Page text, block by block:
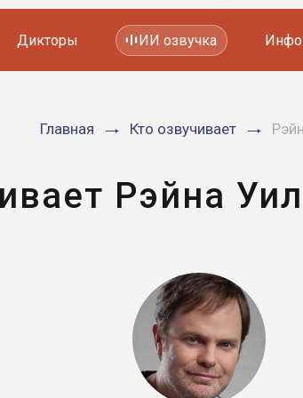
Мультфильмов
Дикторы ИИ озвучка
Главная Кто озвучивает
Рэйна